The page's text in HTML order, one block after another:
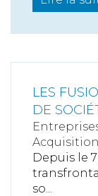
LES
DE
Acquisition
Depuis le
so...